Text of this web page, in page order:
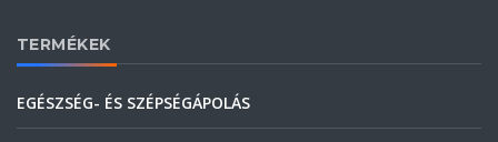
TERMÉKEK
EGÉSZSÉG- ÉS SZÉPSÉGÁPOLÁS